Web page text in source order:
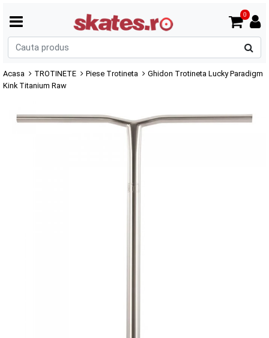
0
Acasa TROTINETE Piese Trotineta
Ghidon Trotineta Lucky Paradigm
Kink Titanium Raw